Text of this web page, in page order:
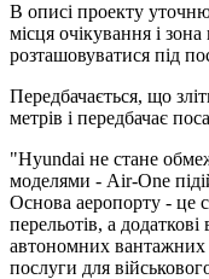
В описі проекту
місця очікування і
розташовуватися під
Передбачається, що
метрів і передбачає
"Hyundai не стане
моделями - Air-One
Основа аеропорту - це
перельотів, а
автономних вантажних
послуги для